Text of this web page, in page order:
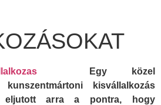
Egy közel
kisvállalkozás
eljutott arra a pontra, hogy